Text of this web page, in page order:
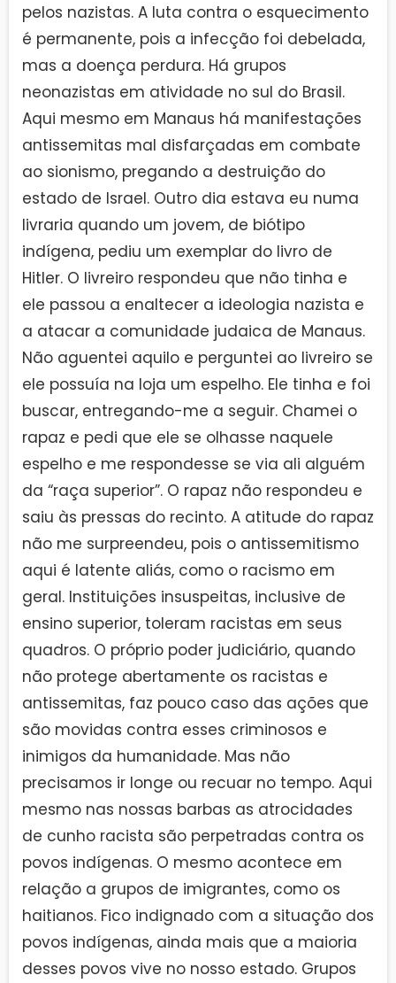
pelos nazistas. A luta contra o esquecimento
é permanente, pois a infecção foi debelada,
mas a doença perdura. Há grupos
neonazistas em atividade no sul do Brasil.
Aqui mesmo em Manaus há manifestações
antissemitas mal disfarçadas em combate
ao sionismo, pregando a destruição do
estado de Israel. Outro dia estava eu numa
livraria quando um jovem, de biótipo
indígena, pediu um exemplar do livro de
Hitler. O livreiro respondeu que não tinha e
ele passou a enaltecer a ideologia nazista e
a atacar a comunidade judaica de Manaus.
Não aguentei aquilo e perguntei ao livreiro se
ele possuía na loja um espelho. Ele tinha e foi
buscar, entregando-me a seguir. Chamei o
rapaz e pedi que ele se olhasse naquele
espelho e me respondesse se via ali alguém
da “raça superior”. O rapaz não respondeu e
saiu às pressas do recinto. A atitude do rapaz
não me surpreendeu, pois o antissemitismo
aqui é latente aliás, como o racismo em
geral. Instituições insuspeitas, inclusive de
ensino superior, toleram racistas em seus
quadros. O próprio poder judiciário, quando
não protege abertamente os racistas e
antissemitas, faz pouco caso das ações que
são movidas contra esses criminosos e
inimigos da humanidade. Mas não
precisamos ir longe ou recuar no tempo. Aqui
mesmo nas nossas barbas as atrocidades
de cunho racista são perpetradas contra os
povos indígenas. O mesmo acontece em
relação a grupos de imigrantes, como os
haitianos. Fico indignado com a situação dos
povos indígenas, ainda mais que a maioria
desses povos vive no nosso estado. Grupos